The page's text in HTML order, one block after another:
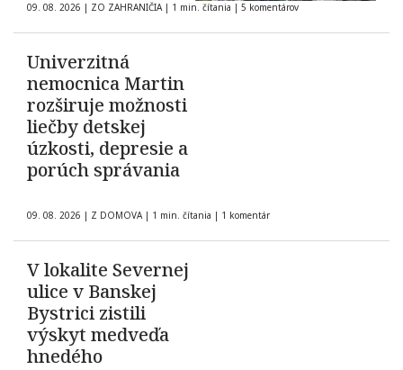
09. 08. 2026 | ZO ZAHRANIČIA | 1 min. čítania | 5 komentárov
Univerzitná
nemocnica Martin
rozširuje možnosti
liečby detskej
úzkosti, depresie a
porúch správania
09. 08. 2026 | Z DOMOVA | 1 min. čítania | 1 komentár
V lokalite Severnej
ulice v Banskej
Bystrici zistili
výskyt medveďa
hnedého